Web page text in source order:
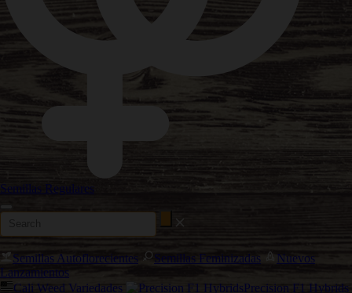
Semillas Regulares
Semillas Autoflorecientes Semillas Feminizadas
Nuevos
Lanzamientos
Cali Weed Variedades
Precision F1 Hybrids